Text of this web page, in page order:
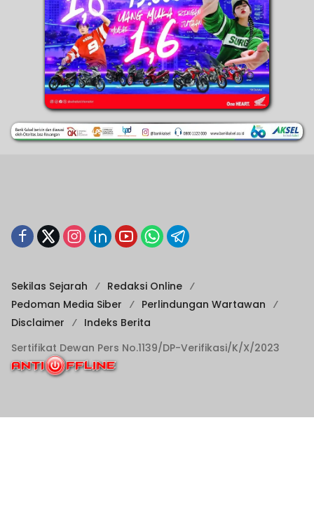
Sekilas Sejarah
Redaksi Online
Pedoman Media Siber
Perlindungan Wartawan
Disclaimer
Indeks Berita
Sertifikat Dewan Pers No.1139/DP-Verifikasi/K/X/2023